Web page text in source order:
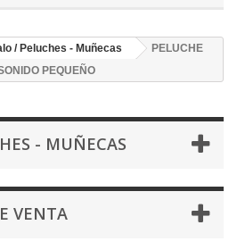
/ Peluches - Muñecas
PELUCHE
PEQUEÑO
- MUÑECAS
VENTA